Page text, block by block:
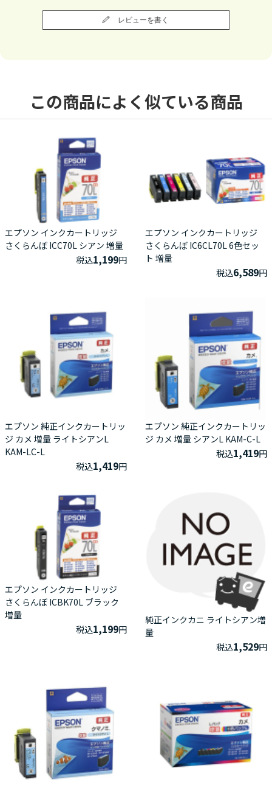
レビューを書く
この商品によく似ている商品
エプソン インクカートリッジ
さくらんぼ ICC70L シアン 増量
税込1,199円
エプソン インクカートリッジ
さくらんぼ IC6CL70L 6色セッ
ト 増量
税込6,589円
エプソン 純正インクカートリッ
ジ カメ 増量 ライトシアンL
KAM-LC-L
税込1,419円
エプソン 純正インクカートリッ
ジ カメ 増量 シアンL KAM-C-L
税込1,419円
エプソン インクカートリッジ
さくらんぼ ICBK70L ブラック
増量
税込1,199円
純正インクカニ ライトシアン増
量
税込1,529円